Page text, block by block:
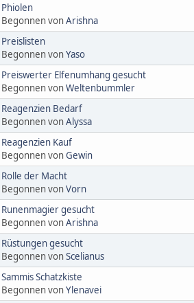
Phiolen
Begonnen vonArishna
Preislisten
Begonnen vonYaso
Preiswerter Elfenumhang gesucht
Begonnen vonWeltenbummler
Reagenzien Bedarf
Begonnen vonAlyssa
Reagenzien Kauf
Begonnen vonGewin
Rolle der Macht
Begonnen vonVorn
Runenmagier gesucht
Begonnen vonArishna
Rüstungen gesucht
Begonnen vonScelianus
Sammis Schatzkiste
Begonnen vonYlenavei